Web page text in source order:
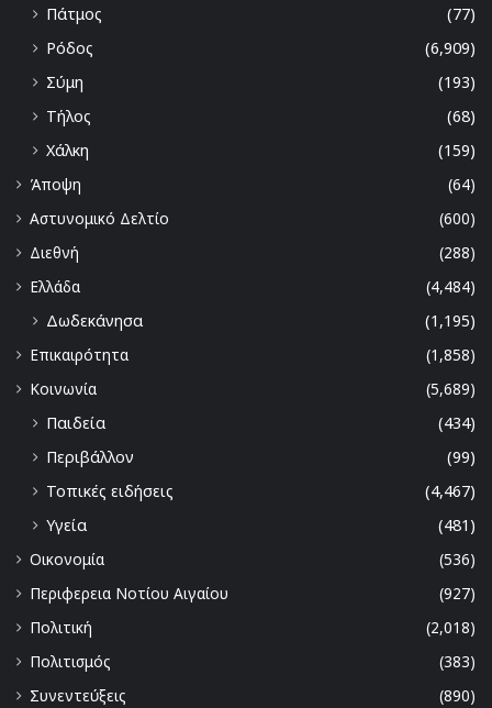
Πάτμος
(77)
Ρόδος
(6,909)
Σύμη
(193)
Τήλος
(68)
Χάλκη
(159)
Άποψη
(64)
Αστυνομικό Δελτίο
(600)
Διεθνή
(288)
Ελλάδα
(4,484)
Δωδεκάνησα
(1,195)
Επικαιρότητα
(1,858)
Κοινωνία
(5,689)
Παιδεία
(434)
Περιβάλλον
(99)
Τοπικές ειδήσεις
(4,467)
Υγεία
(481)
Οικονομία
(536)
Περιφερεια Νοτίου Αιγαίου
(927)
Πολιτική
(2,018)
Πολιτισμός
(383)
Συνεντεύξεις
(890)